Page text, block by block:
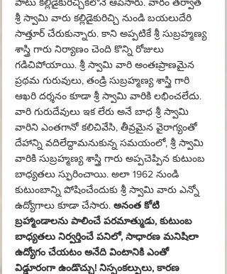
శ్రీ స్వామి వారు కల్లిడైకురిచ్చి నుండి బయలుదేరి
సాత్తూర్ చేరుకున్నారు. కాని అప్పటికే శ్రీ సుబ్రహ్మణ్య
శాస్త్రి గారు నిర్యాణం చెంది కొన్ని రోజులు
గడిచిపోయాయి. శ్రీ స్వామి వారి అంతఃప్రాణమైన
ప్రథమ గురువులు, తండ్రి సుబ్రహ్మణ్య శాస్త్రి గారి
ఆఖరి దర్శనం కూడా శ్రీ స్వామి వారికి లభించలేదు.
వారి గురుదేవులు ఇక లేరు అనే బాధ శ్రీ స్వామి
వారిని ఎంతగానో కలిచివేసి, తీవ్రమైన వైరాగ్యంతో
దేహాన్ని వదిలేద్దామనుకున్న సమయంలో, శ్రీ స్వామి
వారికి సుబ్రహ్మణ్య శాస్త్రి గారు అప్పచెప్పిన కుటుంబ
బాధ్యతలు స్ఫురించాయి. అలా 1962 నుండి
కుటుంబాన్ని పోషించేందుకు శ్రీ స్వామి వారు ఎన్నో
ఉద్యోగాలు కూడా చేసారు. అనంత కోటి
బ్రహ్మాండాలను పాలించే పరమాత్ముడు, కుటుంబ
బాధ్యతలు నిర్వర్తించే పనిలో, సాధారణ మనిషిలా
ఉద్యోగం చేయటం అనేది వింటానికి ఎంతో
విడ్డూరంగా ఉండొచ్చు! నిస్సంకల్పులు, కారణ